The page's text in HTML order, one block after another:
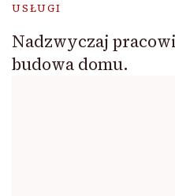
USŁUGI
Nadzwyczaj
budowa domu.